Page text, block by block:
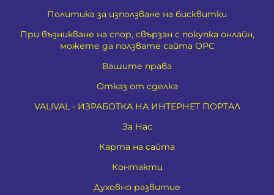
Политика за използване на бисквитки
При възникване на спор, свързан с покупка онлайн,
можете да ползвате сайта ОРС
Вашите права
Отказ от сделка
VALIVAL - ИЗРАБОТКА НА ИНТЕРНЕТ ПОРТАЛ
За Нас
Карта на сайта
Контакти
Духовно развитие